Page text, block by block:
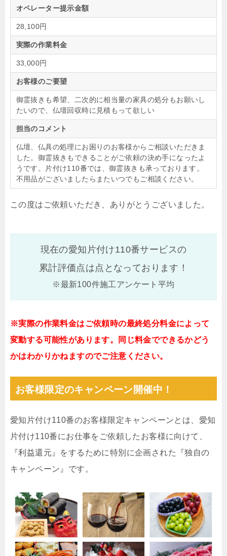
オペレーター提示金額
28,100円
実際の作業料金
33,000円
お客様のご要望
御霊抜きも希望、二次的に相当量の家具の処分もお願いし
たいので、仏壇回収時に見積もって欲しい
担当のコメント
仏壇、仏具の処理にお困りのお客様からご相談いただきま
した。御霊抜きもできることがご依頼の決め手になったよ
うです。片付け110番では、御霊抜きも承っております。
不用品がございましたらまたいつでもご相談ください。
この度はご依頼いただき、ありがとうございました。
現在の愛知片付け110番サービスの
累計評価点は点となっております！
※最新100件施工アンケート平均
※実際の作業料金はご依頼時の最終処分料金によって
変動する可能性があります。同じ料金でできるかどう
かはわかりかねますのでご注意ください。
お客様限定のキャンペーン開催中！
愛知片付け110番のお客様限定キャンペーンとは、愛知
片付け110番にお仕事をご依頼したお客様に向けて、
『利益還元』をするために特別に企画された『独自の
キャンペーン』です。